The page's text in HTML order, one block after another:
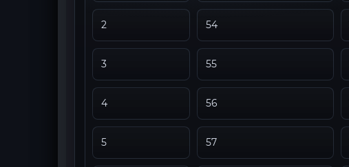
2 54
3 55
4 56
5 57